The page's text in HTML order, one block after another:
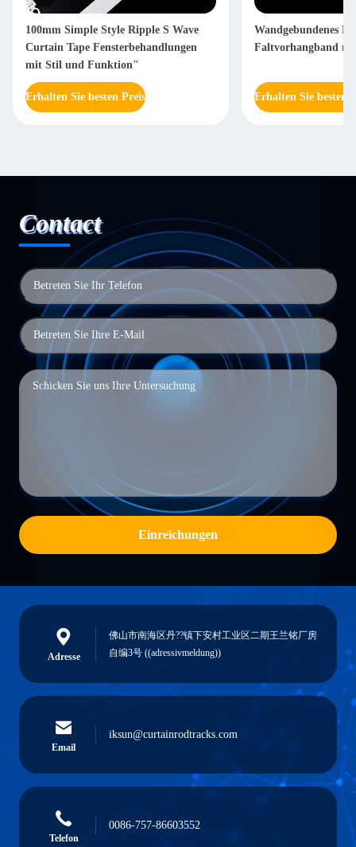
100mm Simple Style Ripple S Wave
Curtain Tape Fensterbehandlungen
mit Stil und Funktion"
Erhalten Sie besten Preis
Wandgebundenes
Faltvorhangband
Erhalten Sie besten
Contact
Einreichungen
Adresse
佛山市南海区丹??镇下安村工业区二期王兰铭厂房
自编3号 ((adressivmeldung))
Email
iksun@curtainrodtracks.com
Telefon
0086-757-86603552